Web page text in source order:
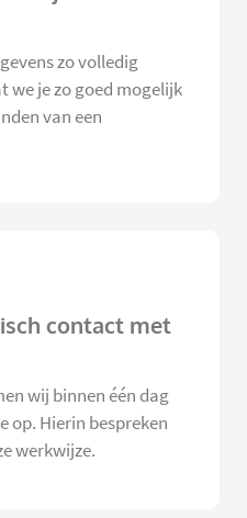
zo volledig
we je zo goed mogelijk
van een
contact met
wij binnen één dag
op. Hierin bespreken
werkwijze.